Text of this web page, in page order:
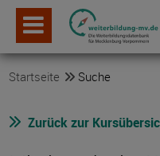
Startseite Suche
Zurück zur